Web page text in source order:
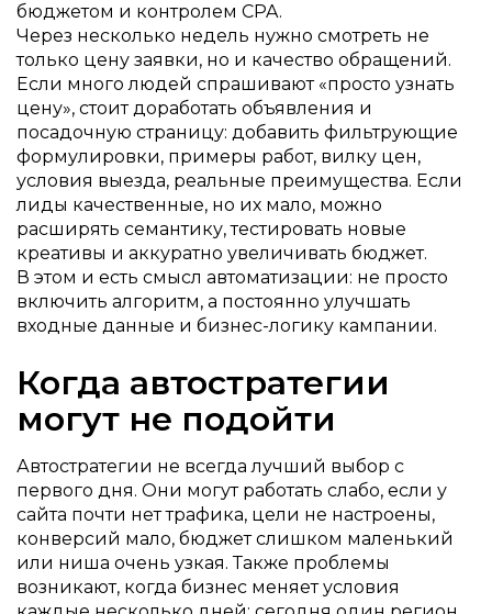
бюджетом и контролем CPA.
Через несколько недель нужно смотреть не
только цену заявки, но и качество обращений.
Если много людей спрашивают «просто узнать
цену», стоит доработать объявления и
посадочную страницу: добавить фильтрующие
формулировки, примеры работ, вилку цен,
условия выезда, реальные преимущества. Если
лиды качественные, но их мало, можно
расширять семантику, тестировать новые
креативы и аккуратно увеличивать бюджет.
В этом и есть смысл автоматизации: не просто
включить алгоритм, а постоянно улучшать
входные данные и бизнес-логику кампании.
Когда автостратегии
могут не подойти
Автостратегии не всегда лучший выбор с
первого дня. Они могут работать слабо, если у
сайта почти нет трафика, цели не настроены,
конверсий мало, бюджет слишком маленький
или ниша очень узкая. Также проблемы
возникают, когда бизнес меняет условия